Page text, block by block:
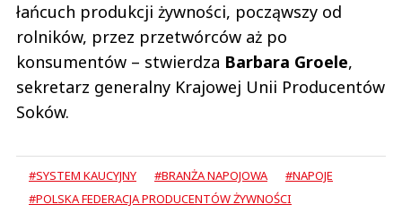
łańcuch produkcji żywności, począwszy od
rolników, przez przetwórców aż po
konsumentów – stwierdza Barbara Groele,
sekretarz generalny Krajowej Unii Producentów
Soków.
#SYSTEM KAUCYJNY #BRANŻA NAPOJOWA
#NAPOJE
#POLSKA FEDERACJA PRODUCENTÓW ŻYWNOŚCI